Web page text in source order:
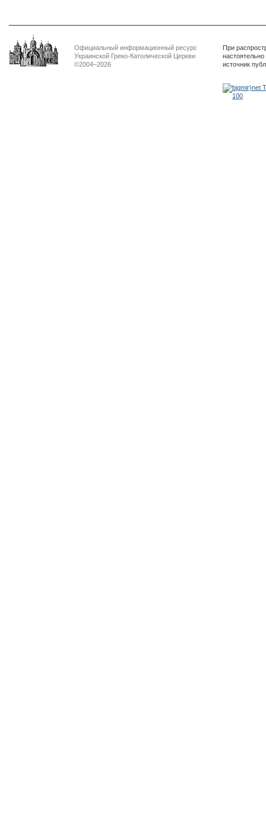
Официальный информационный ресурс
Украинской Греко-Католической Церкви
©2004–2026
При
источник